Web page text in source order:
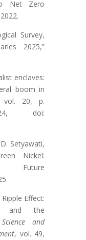
Net Zero
Survey,
2025,”
enclaves:
boom in
20, p.
doi:
Setyawati,
Nickel:
Future
Ripple Effect:
and the
and
, vol. 49,